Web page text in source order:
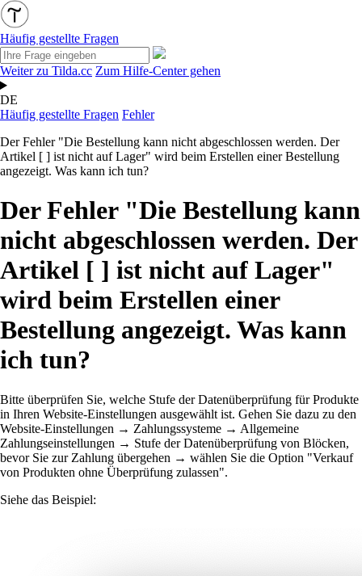
Häufig gestellte Fragen
Weiter zu Tilda.cc Zum Hilfe-Center gehen
DE
Häufig gestellte Fragen Fehler
Der Fehler "Die Bestellung kann nicht abgeschlossen werden. Der
Artikel [ ] ist nicht auf Lager" wird beim Erstellen einer Bestellung
angezeigt. Was kann ich tun?
Der Fehler "Die Bestellung kann
nicht abgeschlossen werden. Der
Artikel [ ] ist nicht auf Lager"
wird beim Erstellen einer
Bestellung angezeigt. Was kann
ich tun?
Bitte überprüfen Sie, welche Stufe der Datenüberprüfung für Produkte
in Ihren Website-Einstellungen ausgewählt ist. Gehen Sie dazu zu den
Website-Einstellungen → Zahlungssysteme → Allgemeine
Zahlungseinstellungen → Stufe der Datenüberprüfung von Blöcken,
bevor Sie zur Zahlung übergehen → wählen Sie die Option "Verkauf
von Produkten ohne Überprüfung zulassen".
Siehe das Beispiel: